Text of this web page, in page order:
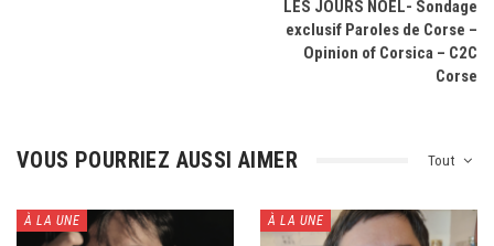
LES JOURS NOËL- Sondage
exclusif Paroles de Corse –
Opinion of Corsica – C2C
Corse
Tout
VOUS POURRIEZ AUSSI AIMER
À LA UNE À LA UNE